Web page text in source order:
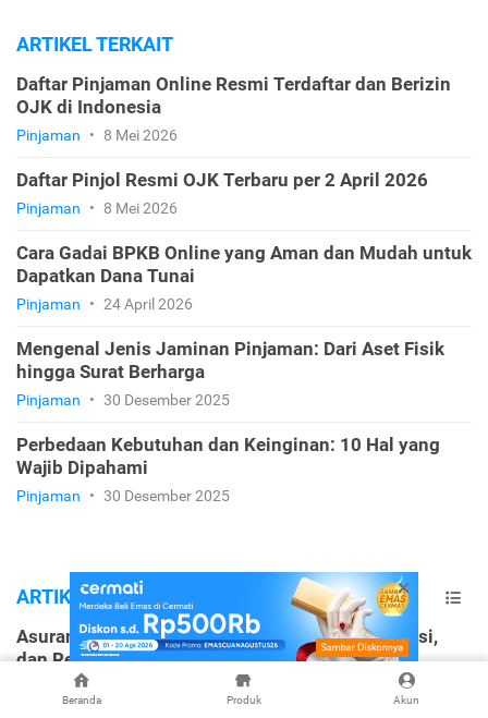
Beranda Produk Akun
ARTIKEL TERKAIT
Daftar Pinjaman Online Resmi Terdaftar dan Berizin
OJK di Indonesia
Pinjaman • 8 Mei 2026
Daftar Pinjol Resmi OJK Terbaru per 2 April 2026
Pinjaman • 8 Mei 2026
Cara Gadai BPKB Online yang Aman dan Mudah untuk
Dapatkan Dana Tunai
Pinjaman • 24 April 2026
Mengenal Jenis Jaminan Pinjaman: Dari Aset Fisik
hingga Surat Berharga
Pinjaman • 30 Desember 2025
Perbedaan Kebutuhan dan Keinginan: 10 Hal yang
Wajib Dipahami
Pinjaman • 30 Desember 2025
ARTIKEL TERBARU
Asuransi Mobil BMW X3: Biaya Premi, Spesifikasi,
dan Rekomendasi Terbaik
Asuransi Kendaraan 5 Agustus 2026